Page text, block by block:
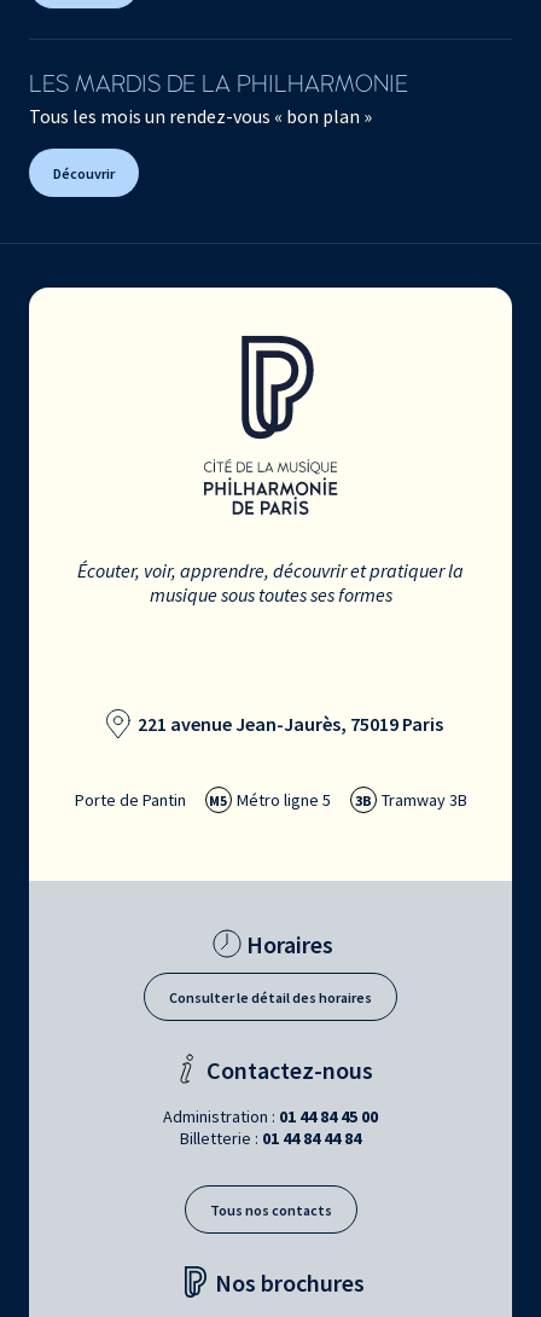
LES MARDIS DE LA PHILHARMONIE
Tous les mois un rendez-vous « bon plan »
Découvrir
Écouter, voir, apprendre, découvrir et pratiquer la
musique sous toutes ses formes
221 avenue Jean-Jaurès, 75019 Paris
Porte de Pantin M5 Métro ligne 5 3B Tramway 3B
Horaires
Consulter le détail des horaires
Contactez-nous
Administration : 01 44 84 45 00
Billetterie : 01 44 84 44 84
Tous nos contacts
Nos brochures